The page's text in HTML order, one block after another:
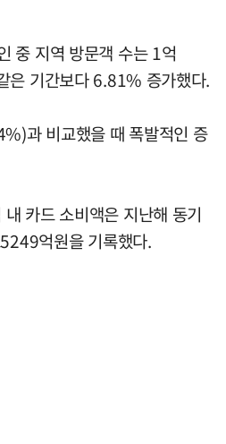
중 지역 방문객 수는 1억
은 기간보다 6.81% 증가했다.
과 비교했을 때 폭발적인 증
카드 소비액은 지난해 동기
억원을 기록했다.